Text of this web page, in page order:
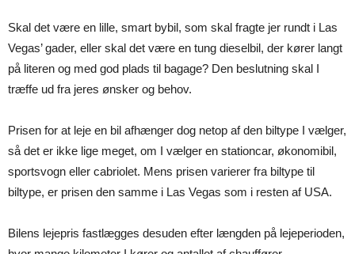
Skal det være en lille, smart bybil, som skal fragte jer rundt i Las
Vegas’ gader, eller skal det være en tung dieselbil, der kører langt
på literen og med god plads til bagage? Den beslutning skal I
træffe ud fra jeres ønsker og behov.
Prisen for at leje en bil afhænger dog netop af den biltype I vælger,
så det er ikke lige meget, om I vælger en stationcar, økonomibil,
sportsvogn eller cabriolet. Mens prisen varierer fra biltype til
biltype, er prisen den samme i Las Vegas som i resten af USA.
Bilens lejepris fastlægges desuden efter længden på lejeperioden,